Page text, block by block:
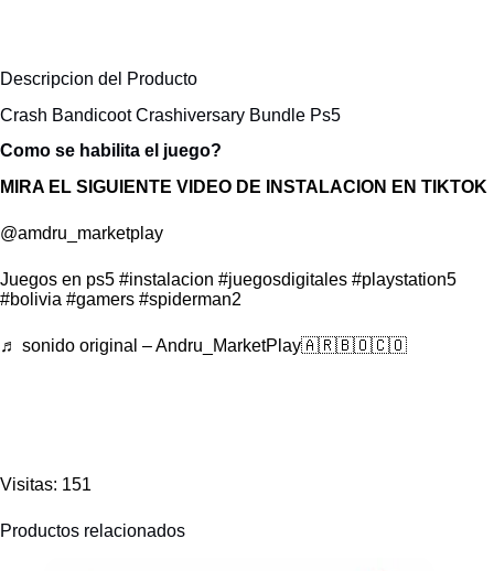
Descripcion del Producto
Crash Bandicoot Crashiversary Bundle Ps5
Como se habilita el juego?
MIRA EL SIGUIENTE VIDEO DE INSTALACION EN TIKTOK
@amdru_marketplay
Juegos en ps5 #instalacion #juegosdigitales #playstation5
#bolivia #gamers #spiderman2
♬ sonido original – Andru_MarketPlay🇦🇷🇧🇴🇨🇴
Visitas: 151
Productos relacionados